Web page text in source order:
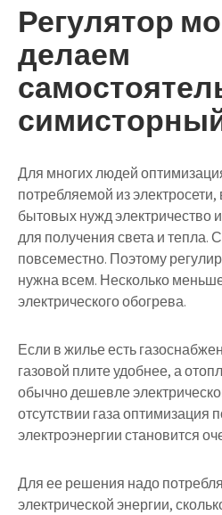
Регулятор
делаем
Для многих людей
потребляемой из
бытовых нужд электричество
для получения света и тепла.
повсеместно. Поэтому
нужна всем. Несколько
электрического обогрева.
Если в жилье есть
газовой плите удобнее, а
обычно дешевле
отсутствии газа оптимизация
электроэнергии становится
Для ее решения надо
электрической энергии,